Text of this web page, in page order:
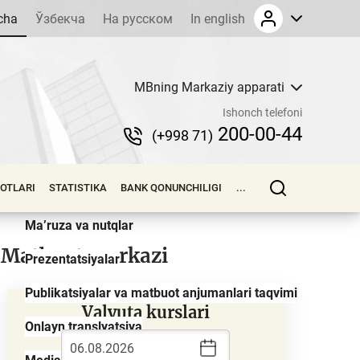
Ўзбекча На русском In english
MBning Markaziy apparati
Ishonch telefoni
(+998 71) 200-00-44
STATISTIKA BANK QONUNCHILIGI ...
Matbuot markazi
Yangiliklar
Press-relizlar
E’lonlar va tenderlar
Ma’ruza va nutqlar
Prezentatsiyalar
Publikatsiyalar va matbuot anjumanlari taqvimi
Onlayn translyatsiya
Valyuta kurslari